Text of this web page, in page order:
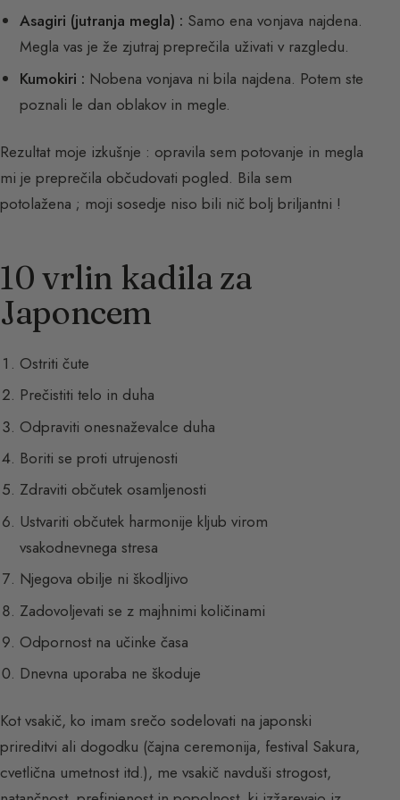
Asagiri (jutranja megla) : Samo ena vonjava najdena.
Megla vas je že zjutraj preprečila uživati v razgledu.
Kumokiri : Nobena vonjava ni bila najdena. Potem ste
poznali le dan oblakov in megle.
Rezultat moje izkušnje : opravila sem potovanje in megla
mi je preprečila občudovati pogled. Bila sem
potolažena ; moji sosedje niso bili nič bolj briljantni !
10 vrlin kadila za
Japoncem
Ostriti čute
Prečistiti telo in duha
Odpraviti onesnaževalce duha
Boriti se proti utrujenosti
Zdraviti občutek osamljenosti
Ustvariti občutek harmonije kljub virom
vsakodnevnega stresa
Njegova obilje ni škodljivo
Zadovoljevati se z majhnimi količinami
Odpornost na učinke časa
Dnevna uporaba ne škoduje
Kot vsakič, ko imam srečo sodelovati na japonski
prireditvi ali dogodku (čajna ceremonija, festival Sakura,
cvetlična umetnost itd.), me vsakič navduši strogost,